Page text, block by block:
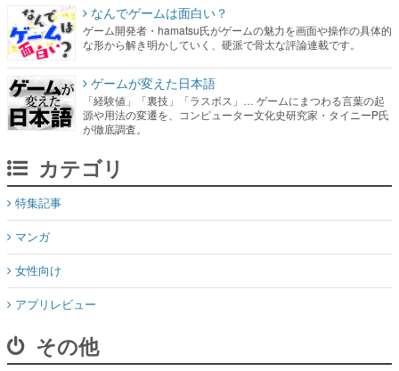
なんでゲームは面白い？
ゲーム開発者・hamatsu氏がゲームの魅力を画面や操作の具体的
な形から解き明かしていく、硬派で骨太な評論連載です。
ゲームが変えた日本語
「経験値」「裏技」「ラスボス」… ゲームにまつわる言葉の起
源や用法の変遷を、コンピューター文化史研究家・タイニーP氏
が徹底調査。
カテゴリ
特集記事
マンガ
女性向け
アプリレビュー
その他